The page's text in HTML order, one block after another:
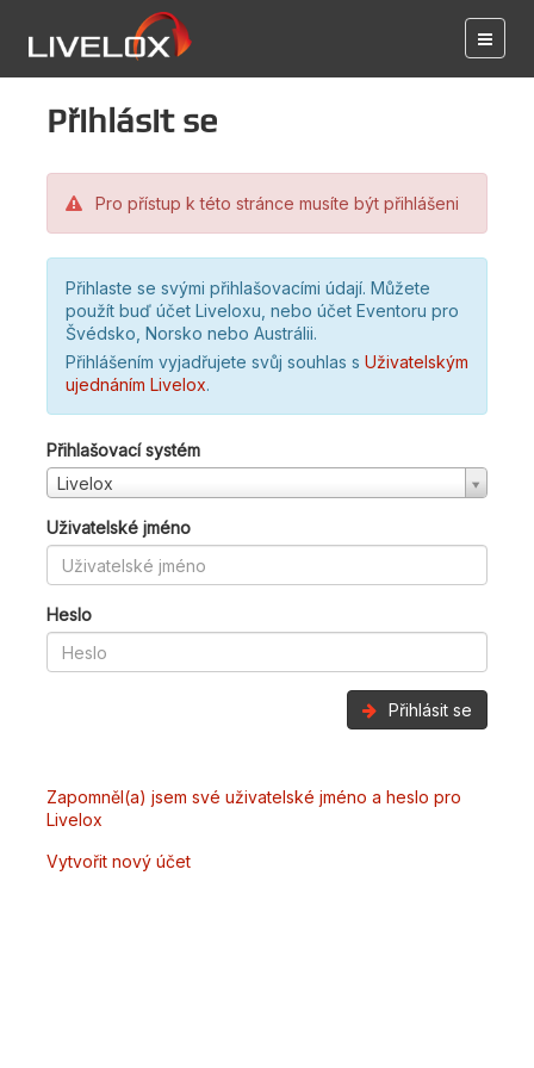
Přihlásit se
Pro přístup k této stránce musíte být přihlášeni
Přihlaste se svými přihlašovacími údají. Můžete
použít buď účet Liveloxu, nebo účet Eventoru pro
Švédsko, Norsko nebo Austrálii.
Přihlášením vyjadřujete svůj souhlas s Uživatelským
ujednáním Livelox.
Přihlašovací systém
Livelox
Uživatelské jméno
Heslo
Přihlásit se
Zapomněl(a) jsem své uživatelské jméno a heslo pro
Livelox
Vytvořit nový účet